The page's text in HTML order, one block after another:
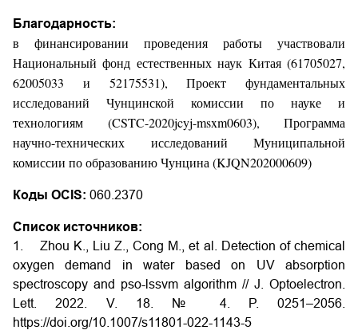
Благодарность:
в финансировании проведения работы участвовали
Национальный фонд естественных наук Китая (61705027,
62005033 и 52175531), Проект фундаментальных
исследований Чунцинской комиссии по науке и
технологиям (CSTC-2020jcyj-msxm0603), Программа
научно-технических исследований Муниципальной
комиссии по образованию Чунцина (KJQN202000609)
Коды OCIS: 060.2370
Список источников:
1. Zhou K., Liu Z., Cong M., et al. Detection of chemical
oxygen demand in water based on UV absorption
spectroscopy and pso-lssvm algorithm // J. Optoelectron.
Lett. 2022. V. 18. № 4. P. 0251–2056.
https://doi.org/10.1007/s11801-022-1143-5